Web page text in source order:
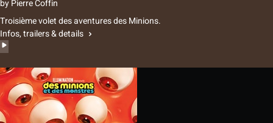
byPierre Coffin
Troisième volet des aventures des Minions.
Infos, trailers & details